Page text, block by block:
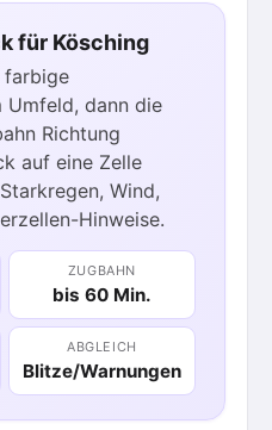
für Kösching
farbige
Umfeld, dann die
Richtung
auf eine Zelle
Wind,
Hinweise.
ZUGBAHN
bis 60 Min.
ABGLEICH
Blitze/Warnungen